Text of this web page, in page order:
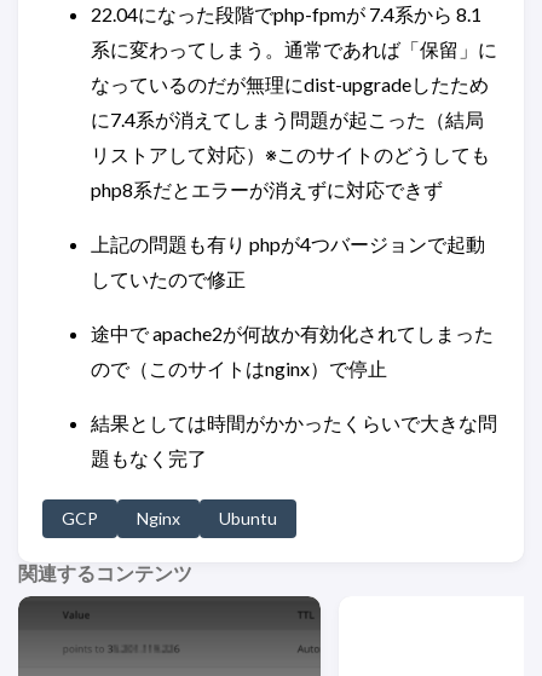
22.04になった段階でphp-fpmが 7.4系から 8.1
系に変わってしまう。通常であれば「保留」に
なっているのだが無理にdist-upgradeしたため
に7.4系が消えてしまう問題が起こった（結局
リストアして対応）※このサイトのどうしても
php8系だとエラーが消えずに対応できず
上記の問題も有り phpが4つバージョンで起動
していたので修正
途中で apache2が何故か有効化されてしまった
ので（このサイトはnginx）で停止
結果としては時間がかかったくらいで大きな問
題もなく完了
GCP Nginx Ubuntu
関連するコンテンツ